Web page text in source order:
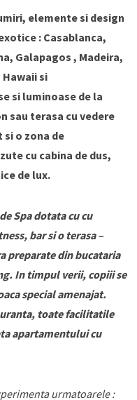
elemente si design
: Casablanca,
Galapagos , Madeira,
si
si luminoase de la
sau terasa cu vedere
o zona de
cu cabina de dus,
de lux.
Spa dotata cu cu
bar si o terasa –
preparate din bucataria
In timpul verii, copiii se
special amenajat.
toate facilitatile
apartamentului cu
urmatoarele :